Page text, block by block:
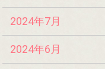
2024年7月
2024年6月